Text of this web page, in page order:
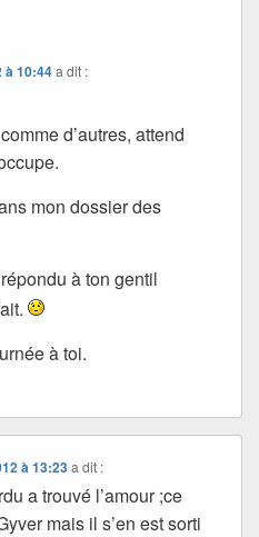
à 10:44a dit :
d’autres, attend
mon dossier des
à ton gentil
à toi.
à 13:23 a dit :
a trouvé l’amour ;ce
mais il s’en est sorti